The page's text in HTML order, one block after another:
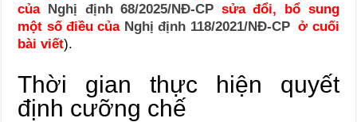
của Nghị định 68/2025/NĐ-CP sửa đổi, bổ sung
một số điều của Nghị định 118/2021/NĐ-CPở cuối
bài viết).
Thời gian thực hiện quyết
định cưỡng chế